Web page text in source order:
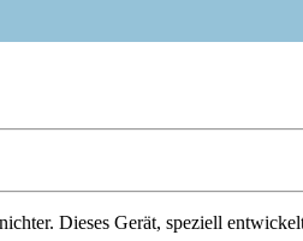
Dieses Gerät, speziell